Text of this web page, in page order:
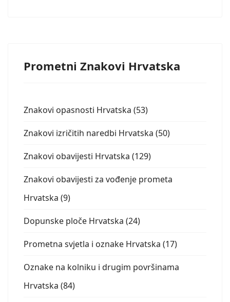
Prometni Znakovi Hrvatska
Znakovi opasnosti Hrvatska (53)
Znakovi izričitih naredbi Hrvatska (50)
Znakovi obavijesti Hrvatska (129)
Znakovi obavijesti za vođenje prometa
Hrvatska (9)
Dopunske ploče Hrvatska (24)
Prometna svjetla i oznake Hrvatska (17)
Oznake na kolniku i drugim površinama
Hrvatska (84)